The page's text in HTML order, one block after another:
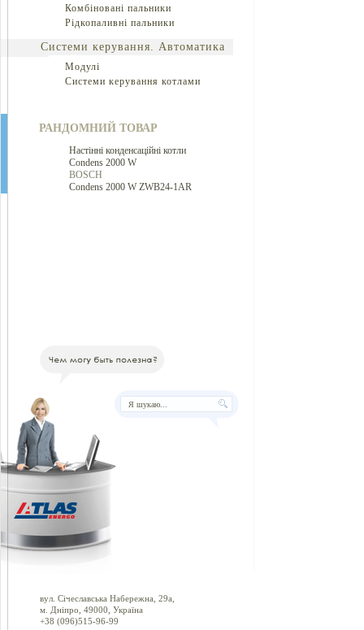
Комбіновані пальники
Рідкопаливні пальники
Системи керування. Автоматика
Модулі
Системи керування котлами
РАНДОМНИЙ ТОВАР
Настінні конденсаційні котли
Condens 2000 W
BOSCH
Condens 2000 W ZWB24-1AR
вул. Січеславська Набережна, 29а,
м. Дніпро, 49000, Україна
+38 (096)515-96-99